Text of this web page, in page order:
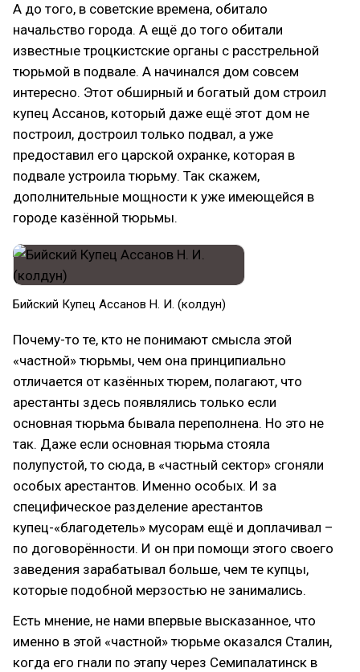
А до того, в советские времена, обитало
начальство города. А ещё до того обитали
известные троцкистские органы с расстрельной
тюрьмой в подвале. А начинался дом совсем
интересно. Этот обширный и богатый дом строил
купец Ассанов, который даже ещё этот дом не
построил, достроил только подвал, а уже
предоставил его царской охранке, которая в
подвале устроила тюрьму. Так скажем,
дополнительные мощности к уже имеющейся в
городе казённой тюрьмы.
Бийский Купец Ассанов Н. И. (колдун)
Почему-то те, кто не понимают смысла этой
«частной» тюрьмы, чем она принципиально
отличается от казённых тюрем, полагают, что
арестанты здесь появлялись только если
основная тюрьма бывала переполнена. Но это не
так. Даже если основная тюрьма стояла
полупустой, то сюда, в «частный сектор» сгоняли
особых арестантов. Именно особых. И за
специфическое разделение арестантов
купец-«благодетель» мусорам ещё и доплачивал –
по договорённости. И он при помощи этого своего
заведения зарабатывал больше, чем те купцы,
которые подобной мерзостью не занимались.
Есть мнение, не нами впервые высказанное, что
именно в этой «частной» тюрьме оказался Сталин,
когда его гнали по этапу через Семипалатинск в